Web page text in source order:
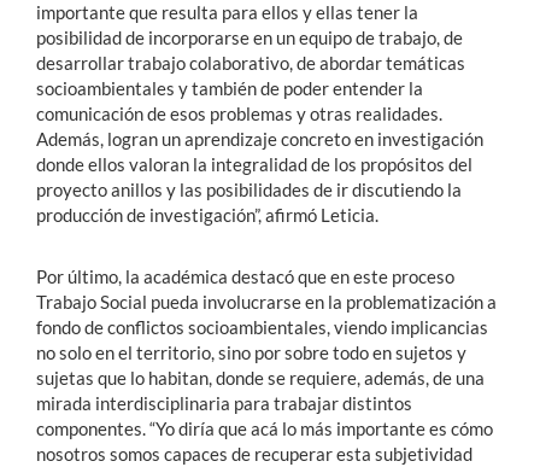
importante que resulta para ellos y ellas tener la
posibilidad de incorporarse en un equipo de trabajo, de
desarrollar trabajo colaborativo, de abordar temáticas
socioambientales y también de poder entender la
comunicación de esos problemas y otras realidades.
Además, logran un aprendizaje concreto en investigación
donde ellos valoran la integralidad de los propósitos del
proyecto anillos y las posibilidades de ir discutiendo la
producción de investigación”, afirmó Leticia.
Por último, la académica destacó que en este proceso
Trabajo Social pueda involucrarse en la problematización a
fondo de conflictos socioambientales, viendo implicancias
no solo en el territorio, sino por sobre todo en sujetos y
sujetas que lo habitan, donde se requiere, además, de una
mirada interdisciplinaria para trabajar distintos
componentes. “Yo diría que acá lo más importante es cómo
nosotros somos capaces de recuperar esta subjetividad